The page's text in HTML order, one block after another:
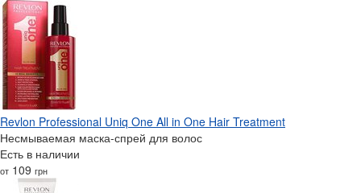
Revlon Professional Uniq One All in One Hair Treatment
Несмываемая маска-спрей для волос
Есть в наличии
от 109 грн